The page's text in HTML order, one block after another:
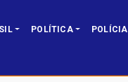
POLÍTICA POLÍCIA